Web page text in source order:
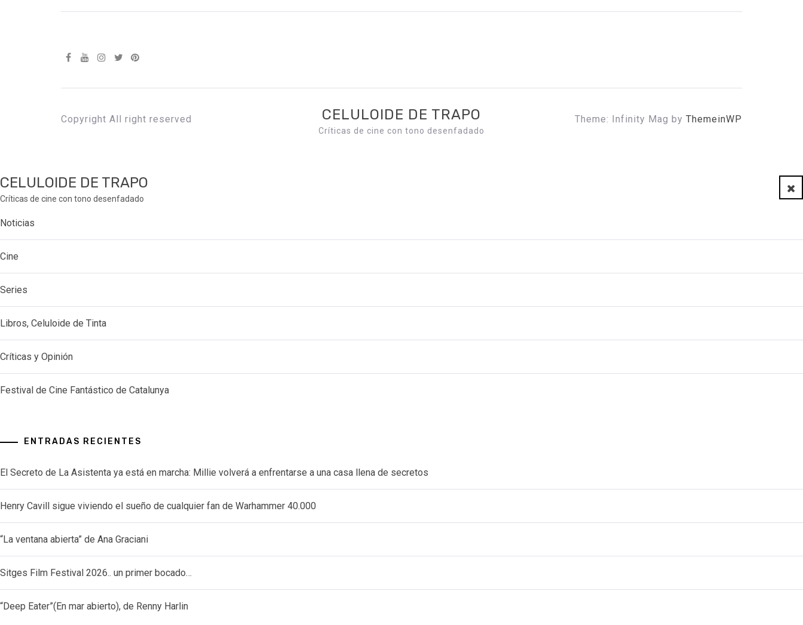
Copyright All right reserved CELULOIDE DE TRAPO
Críticas de cine con tono desenfadado
Theme: Infinity Mag by ThemeinWP
CELULOIDE DE TRAPO
Críticas de cine con tono desenfadado
Noticias
Cine
Series
Libros, Celuloide de Tinta
Críticas y Opinión
Festival de Cine Fantástico de Catalunya
ENTRADAS RECIENTES
El Secreto de La Asistenta ya está en marcha: Millie volverá a enfrentarse a una casa llena de secretos
Henry Cavill sigue viviendo el sueño de cualquier fan de Warhammer 40.000
“La ventana abierta” de Ana Graciani
Sitges Film Festival 2026.. un primer bocado…
“Deep Eater”(En mar abierto), de Renny Harlin